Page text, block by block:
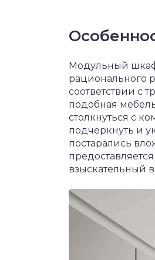
Модульный
рационального
соответствии с
подобная
столкнуться с
подчеркнуть и
постарались
взыскательный